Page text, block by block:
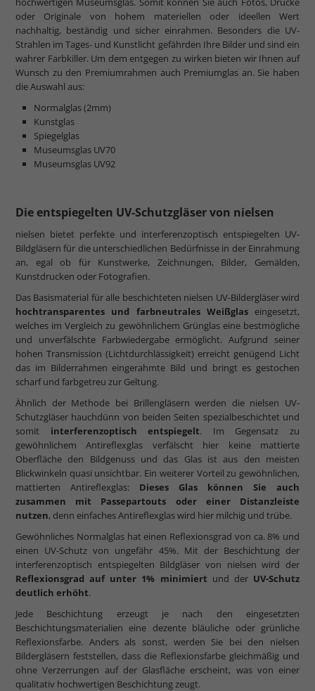
oder Originale von hohem materiellen oder ideellen Wert
nachhaltig, beständig und sicher einrahmen. Besonders die UV-
Strahlen im Tages- und Kunstlicht gefährden Ihre Bilder und sind ein
wahrer Farbkiller. Um dem entgegen zu wirken bieten wir Ihnen auf
Wunsch zu den Premiumrahmen auch Premiumglas an. Sie haben
die Auswahl aus:
Normalglas (2mm)
Kunstglas
Spiegelglas
Museumsglas UV70
Museumsglas UV92
Die entspiegelten UV-Schutzgläser von nielsen
nielsen bietet perfekte und interferenzoptisch entspiegelten UV-
Bildgläsern für die unterschiedlichen Bedürfnisse in der Einrahmung
an, egal ob für Kunstwerke, Zeichnungen, Bilder, Gemälden,
Kunstdrucken oder Fotografien.
Das Basismaterial für alle beschichteten nielsen UV-Bildergläser wird
hochtransparentes und farbneutrales Weißglaseingesetzt,
welches im Vergleich zu gewöhnlichem Grünglas eine bestmögliche
und unverfälschte Farbwiedergabe ermöglicht. Aufgrund seiner
hohen Transmission (Lichtdurchlässigkeit) erreicht genügend Licht
das im Bilderrahmen eingerahmte Bild und bringt es gestochen
scharf und farbgetreu zur Geltung.
Ähnlich der Methode bei Brillengläsern werden die nielsen UV-
Schutzgläser hauchdünn von beiden Seiten spezialbeschichtet und
somit interferenzoptisch entspiegelt. Im Gegensatz zu
gewöhnlichem Antireflexglas verfälscht hier keine mattierte
Oberfläche den Bildgenuss und das Glas ist aus den meisten
Blickwinkeln quasi unsichtbar. Ein weiterer Vorteil zu gewöhnlichen,
mattierten Antireflexglas: Dieses Glas können Sie auch
zusammen mit Passepartouts oder einer Distanzleiste
nutzen, denn einfaches Antireflexglas wird hier milchig und trübe.
Gewöhnliches Normalglas hat einen Reflexionsgrad von ca. 8% und
einen UV-Schutz von ungefähr 45%. Mit der Beschichtung der
interferenzoptisch entspiegelten Bildgläser von nielsen wird der
Reflexionsgrad auf unter 1% minimiert und der UV-Schutz
deutlich erhöht.
Jede Beschichtung erzeugt je nach den eingesetzten
Beschichtungsmaterialien eine dezente bläuliche oder grünliche
Reflexionsfarbe. Anders als sonst, werden Sie bei den nielsen
Bildergläsern feststellen, dass die Reflexionsfarbe gleichmäßig und
ohne Verzerrungen auf der Glasfläche erscheint, was von einer
qualitativ hochwertigen Beschichtung zeugt.